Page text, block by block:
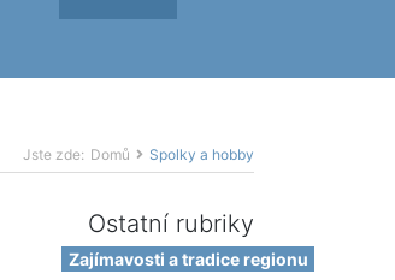
Jste zde: Domů Spolky a hobby
Ostatní rubriky
Zajímavosti a tradice regionu